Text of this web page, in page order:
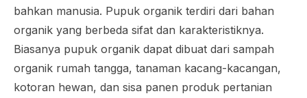
bahkan manusia. Pupuk organik terdiri dari bahan
organik yang berbeda sifat dan karakteristiknya.
Biasanya pupuk organik dapat dibuat dari sampah
organik rumah tangga, tanaman kacang-kacangan,
kotoran hewan, dan sisa panen produk pertanian